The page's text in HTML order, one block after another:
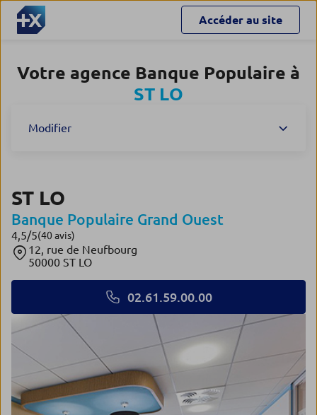
Accéder au site
Votre agence Banque Populaire à
ST LO
Modifier
ST LO
Banque Populaire Grand Ouest
4,5/5Note de 4.5 sur 5
(40 avis)
12, rue de Neufbourg
50000 ST LO
02.61.59.00.00